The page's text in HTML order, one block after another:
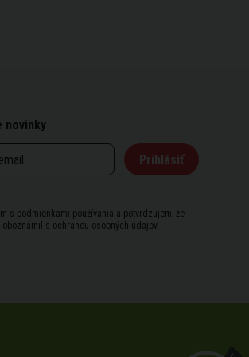
novinky
Prihlásiť
s podmienkami používania a potvrdzujem, že
oboznámil s ochranou osobných údajov